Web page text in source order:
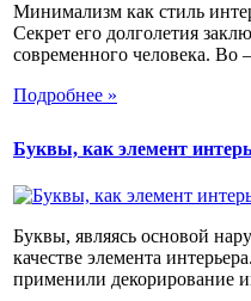
Минимализм как стиль
Секрет его долголетия
современного человека. Во
Подробнее »
Буквы, как элемент
Буквы, являясь основой
качестве элемента
применили декорирование